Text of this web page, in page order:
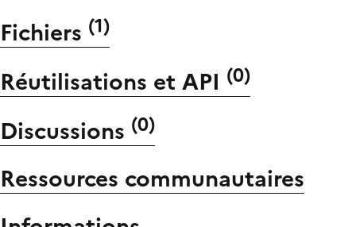
Fichiers (1)
Réutilisations et API (0)
Discussions (0)
Ressources communautaires